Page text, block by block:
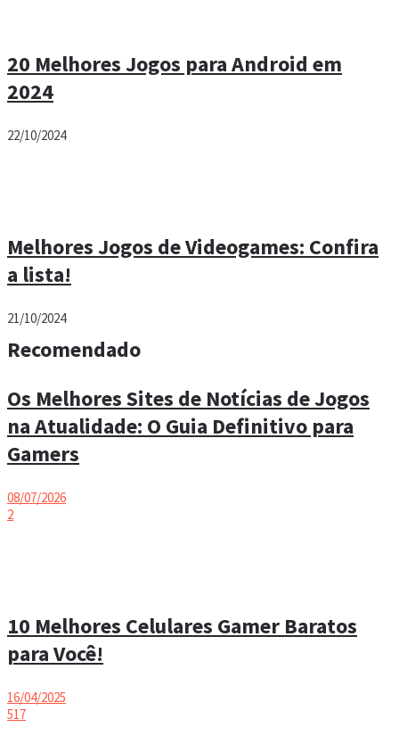
20 Melhores Jogos para Android em
2024
22/10/2024
Melhores Jogos de Videogames: Confira
a lista!
21/10/2024
Recomendado
Os Melhores Sites de Notícias de Jogos
na Atualidade: O Guia Definitivo para
Gamers
08/07/2026
2
10 Melhores Celulares Gamer Baratos
para Você!
16/04/2025
517